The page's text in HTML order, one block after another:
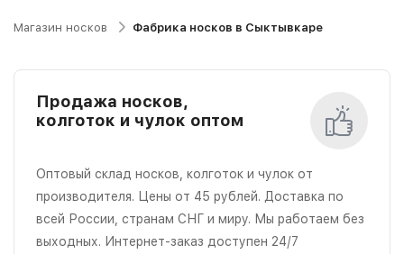
Магазин носков Фабрика носков в Сыктывкаре
Продажа носков,
колготок и чулок оптом
Оптовый склад носков, колготок и чулок от
производителя. Цены от 45 рублей. Доставка по
всей России, странам СНГ и миру. Мы работаем без
выходных. Интернет-заказ доступен 24/7